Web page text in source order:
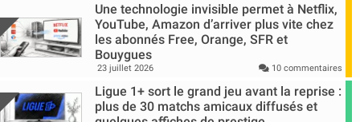
Une technologie invisible permet à Netflix,
YouTube, Amazon d’arriver plus vite chez
les abonnés Free, Orange, SFR et
Bouygues
23 juillet 2026 10 commentaires
Ligue 1+ sort le grand jeu avant la reprise :
plus de 30 matchs amicaux diffusés et